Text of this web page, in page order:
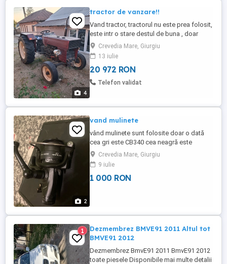
4
tractor de vanzare!!
Vand tractor, tractorul nu este prea folosit,
este intr o stare destul de buna , doar
cauciucurile sunt uzate dar merge sa ti
faci treaba cu el !
Crevedia Mare, Giurgiu
13 iulie
20 972 RON
Telefon validat
2
vand mulinete
vând mulinete sunt folosite doar o dată
cea gri este CB340 cea neagră este
HFL4000
Crevedia Mare, Giurgiu
9 iulie
1 000 RON
1
Dezmembrez BMVE91 2011 Altul tot
BMVE91 2012
Dezmembrez BmvE91 2011 BmvE91 2012
toate piesele Disponibile mai multe detalii